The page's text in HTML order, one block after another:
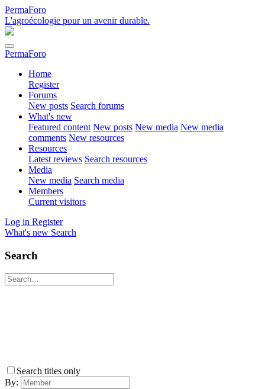
PermaForo
L'agroécologie pour un avenir durable.
PermaForo
Home
Register
Forums
New posts Search forums
What's new
Featured content New posts New media New media
comments New resources
Resources
Latest reviews Search resources
Media
New media Search media
Members
Current visitors
Log in Register
What's new Search
Search
Search titles only
By: